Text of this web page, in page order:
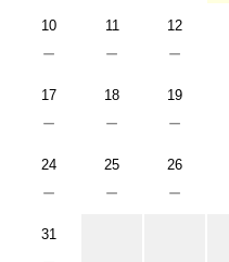
10
－
11
－
12
－
17
－
18
－
19
－
24
－
25
－
26
－
31